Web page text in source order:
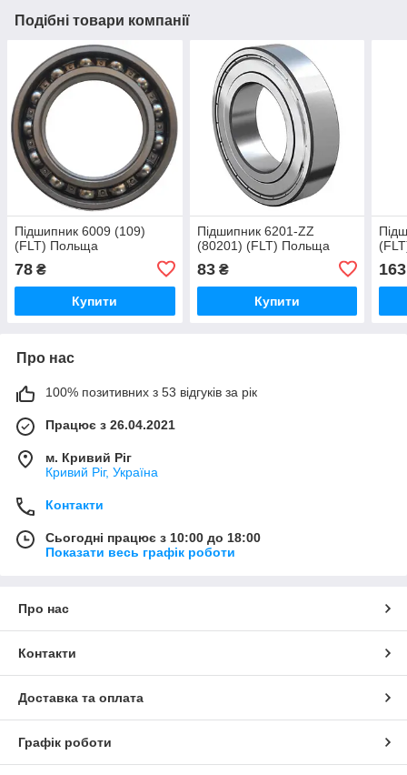
Подібні товари компанії
Підшипник 6009 (109)
(FLT) Польща
78 ₴
Купити
Підшипник 6201-ZZ
(80201) (FLT) Польща
83₴
Купити
163
Про нас
100% позитивних з 53 відгуків за рік
Працює з 26.04.2021
м. Кривий Ріг
Кривий Ріг, Україна
Контакти
Сьогодні працює з 10:00 до 18:00
Показати весь графік роботи
Про нас
Контакти
Доставка та оплата
Графік роботи